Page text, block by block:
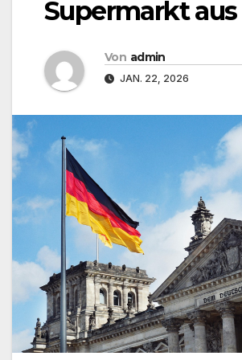
Supermarkt aus
Von admin
JAN. 22, 2026